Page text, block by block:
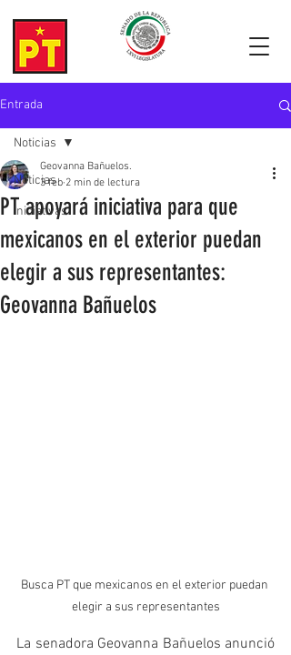
Entrada
Noticias
Iniciativas
Noticias
PT apoyará iniciativa para que
mexicanos en el exterior puedan
elegir a sus representantes:
Geovanna Bañuelos
Geovanna Bañuelos.
3 feb 2 min de lectura
Busca PT que mexicanos en el exterior puedan
elegir a sus representantes
La senadora Geovanna Bañuelos anunció